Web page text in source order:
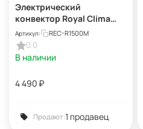
Электрический
конвектор Royal Clima
REC-R1500M RIBERA
Meccanico
Артикул: REC-R1500M
0.0
В наличии
4 490 ₽
Продают:1 продавец